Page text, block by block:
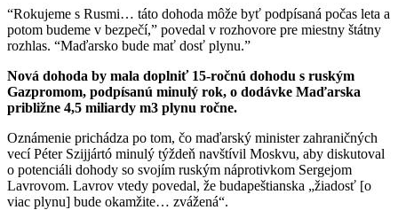
“Rokujeme s Rusmi… táto dohoda môže byť podpísaná počas leta a
potom budeme v bezpečí,” povedal v rozhovore pre miestny štátny
rozhlas. “Maďarsko bude mať dosť plynu.”
Nová dohoda by mala doplniť 15-ročnú dohodu s ruským
Gazpromom, podpísanú minulý rok, o dodávke Maďarska
približne 4,5 miliardy m3 plynu ročne.
Oznámenie prichádza po tom, čo maďarský minister zahraničných
vecí Péter Szijjártó minulý týždeň navštívil Moskvu, aby diskutoval
o potenciáli dohody so svojím ruským náprotivkom Sergejom
Lavrovom. Lavrov vtedy povedal, že budapeštianska „žiadosť [o
viac plynu] bude okamžite… zvážená“.